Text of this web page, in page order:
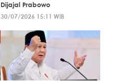
Dijajal Prabowo
30/07/2026 15:11 WIB